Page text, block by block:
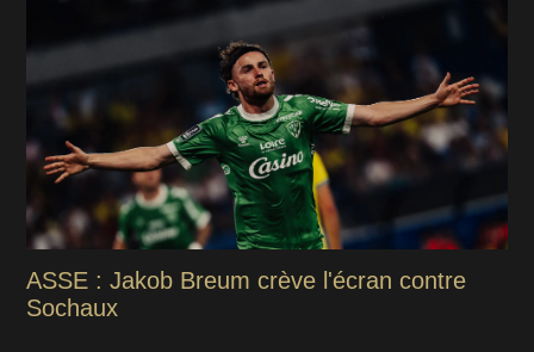
ASSE : Jakob Breum crève l'écran contre
Sochaux